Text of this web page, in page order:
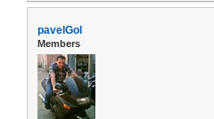
pavelGol
Members